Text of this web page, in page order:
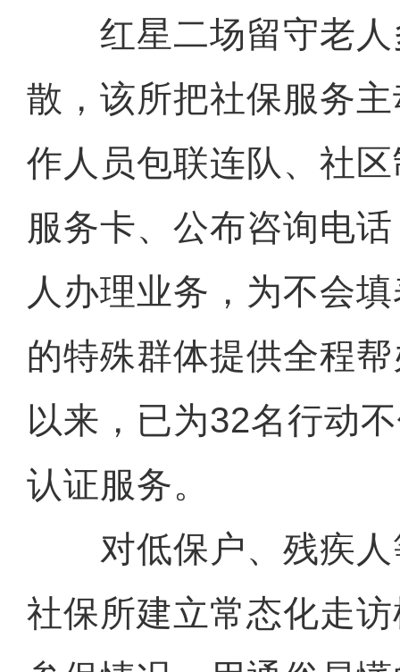
红星二场留守老人
散，该所把社保服务
作人员包联连队、社
服务卡、公布咨询电
人办理业务，为不会
的特殊群体提供全程
以来，已为32名行动
认证服务。
对低保户、残疾人
社保所建立常态化走